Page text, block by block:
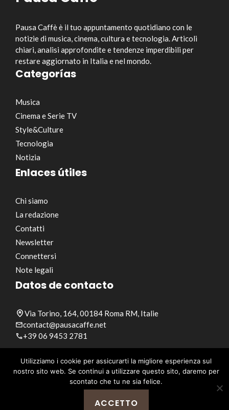
Pausa Caffè è il tuo appuntamento quotidiano con le
notizie di musica, cinema, cultura e tecnologia. Articoli
chiari, analisi approfondite e tendenze imperdibili per
restare aggiornato in Italia e nel mondo.
Categorías
Musica
Cinema e Serie TV
Style&Culture
Tecnologia
Notizia
Enlaces útiles
Chi siamo
La redazione
Contatti
Newsletter
Connettersi
Note legali
Datos de contacto
Via Torino, 164, 00184 Roma RM, Italie
contact@pausacaffe.net
+39 06 9453 2781
@ 2026 | © Tutti i diritti riservati - Pausa Caffè
Utilizziamo i cookie per assicurarti la migliore esperienza sul
nostro sito web. Se continui a utilizzare questo sito, daremo per
scontato che tu ne sia felice.
ACCETTO